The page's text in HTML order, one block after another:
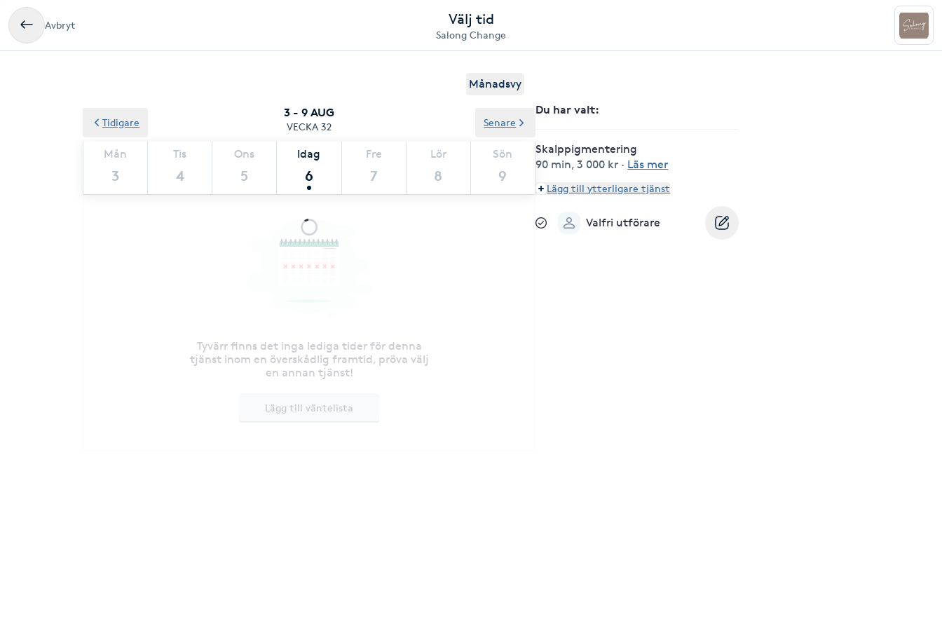
Avbryt Välj tid
Salong Change
Månadsvy
3 - 9 AUG
VECKA 32
Mån
3
Tis
4
Ons
5
Idag
6
Fre
7
Lör
8
Sön
9
Tidigare Senare
Tyvärr finns det inga lediga tider för denna
tjänst inom en överskådlig framtid, pröva välj
en annan tjänst!
Lägg till väntelista
Du har valt:
Skalppigmentering
90 min,3 000 kr · Läs mer
Lägg till ytterligare tjänst
Valfri utförare